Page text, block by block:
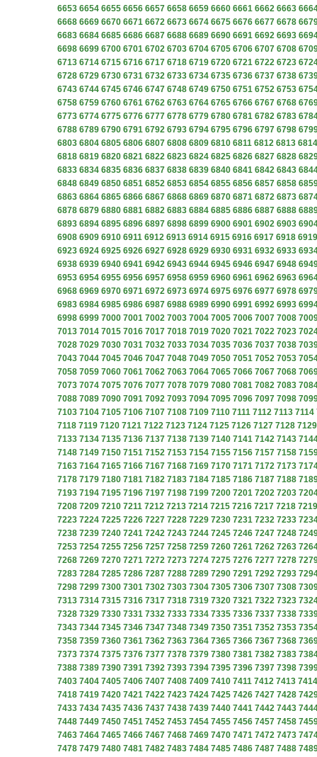
6653 6654 6655 6656 6657 6658 6659 6660 6661 6662 6663
6668 6669 6670 6671 6672 6673 6674 6675 6676 6677 6678
6683 6684 6685 6686 6687 6688 6689 6690 6691 6692 6693
6698 6699 6700 6701 6702 6703 6704 6705 6706 6707 6708
6713 6714 6715 6716 6717 6718 6719 6720 6721 6722 6723
6728 6729 6730 6731 6732 6733 6734 6735 6736 6737 6738
6743 6744 6745 6746 6747 6748 6749 6750 6751 6752 6753
6758 6759 6760 6761 6762 6763 6764 6765 6766 6767 6768
6773 6774 6775 6776 6777 6778 6779 6780 6781 6782 6783
6788 6789 6790 6791 6792 6793 6794 6795 6796 6797 6798
6803 6804 6805 6806 6807 6808 6809 6810 6811 6812 6813 6814
6818 6819 6820 6821 6822 6823 6824 6825 6826 6827 6828
6833 6834 6835 6836 6837 6838 6839 6840 6841 6842 6843
6848 6849 6850 6851 6852 6853 6854 6855 6856 6857 6858
6863 6864 6865 6866 6867 6868 6869 6870 6871 6872 6873
6878 6879 6880 6881 6882 6883 6884 6885 6886 6887 6888
6893 6894 6895 6896 6897 6898 6899 6900 6901 6902 6903
6908 6909 6910 6911 6912 6913 6914 6915 6916 6917 6918 6919
6923 6924 6925 6926 6927 6928 6929 6930 6931 6932 6933
6938 6939 6940 6941 6942 6943 6944 6945 6946 6947 6948
6953 6954 6955 6956 6957 6958 6959 6960 6961 6962 6963
6968 6969 6970 6971 6972 6973 6974 6975 6976 6977 6978
6983 6984 6985 6986 6987 6988 6989 6990 6991 6992 6993
6998 6999 7000 7001 7002 7003 7004 7005 7006 7007 7008
7013 7014 7015 7016 7017 7018 7019 7020 7021 7022 7023
7028 7029 7030 7031 7032 7033 7034 7035 7036 7037 7038
7043 7044 7045 7046 7047 7048 7049 7050 7051 7052 7053
7058 7059 7060 7061 7062 7063 7064 7065 7066 7067 7068
7073 7074 7075 7076 7077 7078 7079 7080 7081 7082 7083
7088 7089 7090 7091 7092 7093 7094 7095 7096 7097 7098
7103 7104 7105 7106 7107 7108 7109 7110 7111 7112 7113 7114
7118 7119 7120 7121 7122 7123 7124 7125 7126 7127 7128 7129
7133 7134 7135 7136 7137 7138 7139 7140 7141 7142 7143
7148 7149 7150 7151 7152 7153 7154 7155 7156 7157 7158
7163 7164 7165 7166 7167 7168 7169 7170 7171 7172 7173
7178 7179 7180 7181 7182 7183 7184 7185 7186 7187 7188
7193 7194 7195 7196 7197 7198 7199 7200 7201 7202 7203
7208 7209 7210 7211 7212 7213 7214 7215 7216 7217 7218 7219
7223 7224 7225 7226 7227 7228 7229 7230 7231 7232 7233
7238 7239 7240 7241 7242 7243 7244 7245 7246 7247 7248
7253 7254 7255 7256 7257 7258 7259 7260 7261 7262 7263
7268 7269 7270 7271 7272 7273 7274 7275 7276 7277 7278
7283 7284 7285 7286 7287 7288 7289 7290 7291 7292 7293
7298 7299 7300 7301 7302 7303 7304 7305 7306 7307 7308
7313 7314 7315 7316 7317 7318 7319 7320 7321 7322 7323
7328 7329 7330 7331 7332 7333 7334 7335 7336 7337 7338
7343 7344 7345 7346 7347 7348 7349 7350 7351 7352 7353
7358 7359 7360 7361 7362 7363 7364 7365 7366 7367 7368
7373 7374 7375 7376 7377 7378 7379 7380 7381 7382 7383
7388 7389 7390 7391 7392 7393 7394 7395 7396 7397 7398
7403 7404 7405 7406 7407 7408 7409 7410 7411 7412 7413 7414
7418 7419 7420 7421 7422 7423 7424 7425 7426 7427 7428
7433 7434 7435 7436 7437 7438 7439 7440 7441 7442 7443
7448 7449 7450 7451 7452 7453 7454 7455 7456 7457 7458
7463 7464 7465 7466 7467 7468 7469 7470 7471 7472 7473
7478 7479 7480 7481 7482 7483 7484 7485 7486 7487 7488